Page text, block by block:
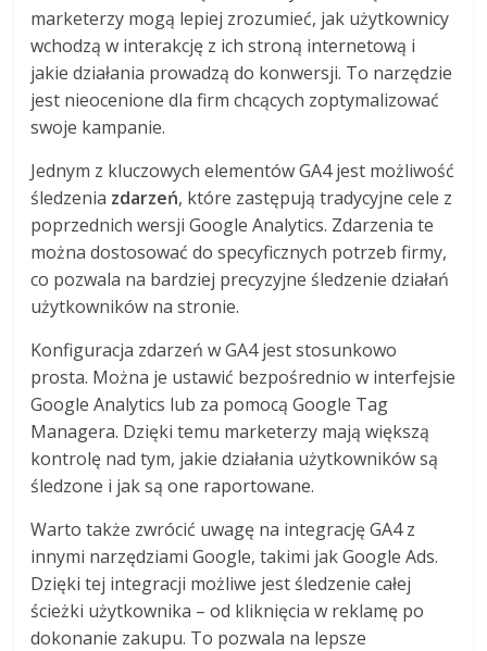
marketerzy mogą lepiej zrozumieć, jak użytkownicy
wchodzą w interakcję z ich stroną internetową i
jakie działania prowadzą do konwersji. To narzędzie
jest nieocenione dla firm chcących zoptymalizować
swoje kampanie.
Jednym z kluczowych elementów GA4 jest możliwość
śledzenia zdarzeń, które zastępują tradycyjne cele z
poprzednich wersji Google Analytics. Zdarzenia te
można dostosować do specyficznych potrzeb firmy,
co pozwala na bardziej precyzyjne śledzenie działań
użytkowników na stronie.
Konfiguracja zdarzeń w GA4 jest stosunkowo
prosta. Można je ustawić bezpośrednio w interfejsie
Google Analytics lub za pomocą Google Tag
Managera. Dzięki temu marketerzy mają większą
kontrolę nad tym, jakie działania użytkowników są
śledzone i jak są one raportowane.
Warto także zwrócić uwagę na integrację GA4 z
innymi narzędziami Google, takimi jak Google Ads.
Dzięki tej integracji możliwe jest śledzenie całej
ścieżki użytkownika – od kliknięcia w reklamę po
dokonanie zakupu. To pozwala na lepsze